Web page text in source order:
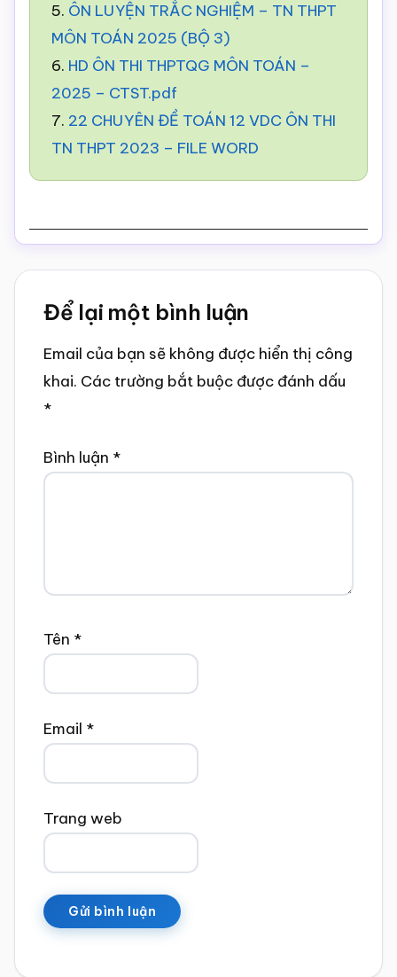
5. ÔN LUYỆN TRẮC NGHIỆM – TN THPT
MÔN TOÁN 2025 (BỘ 3)
6. HD ÔN THI THPTQG MÔN TOÁN –
2025 – CTST.pdf
7. 22 CHUYÊN ĐỀ TOÁN 12 VDC ÔN THI
TN THPT 2023 – FILE WORD
Reader
Interactions
Để lại một bình luận
Email của bạn sẽ không được hiển thị công
khai. Các trường bắt buộc được đánh dấu
*
Bình luận *
Tên *
Email *
Trang web